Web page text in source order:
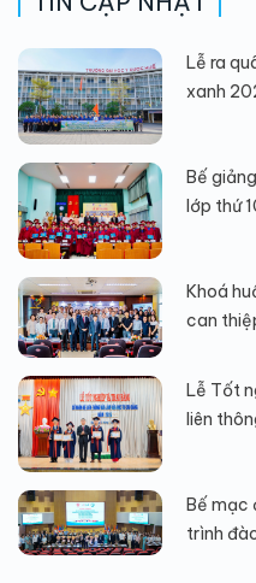
Lễ ra
xanh
Bế
lớp thứ
Khoá
can
Lễ Tốt
liên
Bế mạc
trình